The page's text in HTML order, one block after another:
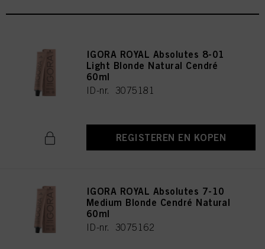
IGORA ROYAL Absolutes 8-01
Light Blonde Natural Cendré
60ml
ID-nr. 3075181
REGISTEREN EN KOPEN
IGORA ROYAL Absolutes 7-10
Medium Blonde Cendré Natural
60ml
ID-nr. 3075162